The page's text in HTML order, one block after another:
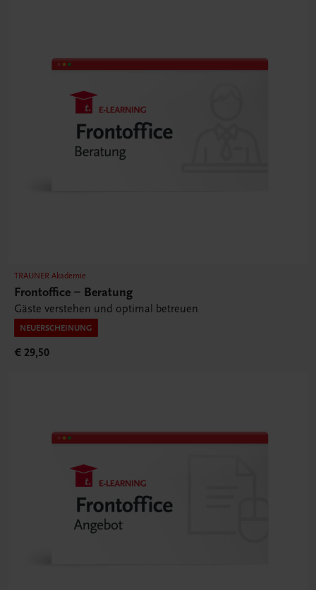
TRAUNER Akademie
Frontoffice – Beratung
Gäste verstehen und optimal betreuen
NEUERSCHEINUNG
€ 29,50